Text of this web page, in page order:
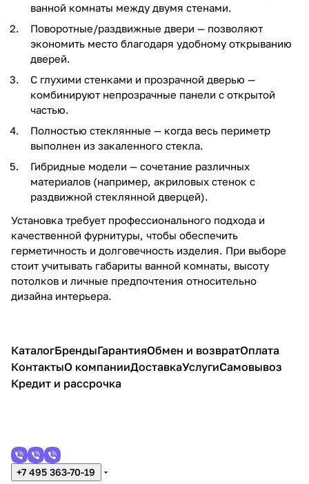
ванной комнаты между двумя стенами.
Поворотные/раздвижные двери — позволяют
экономить место благодаря удобному открыванию
дверей.
С глухими стенками и прозрачной дверью —
комбинируют непрозрачные панели с открытой
частью.
Полностью стеклянные — когда весь периметр
выполнен из закаленного стекла.
Гибридные модели — сочетание различных
материалов (например, акриловых стенок с
раздвижной стеклянной дверцей).
Установка требует профессионального подхода и
качественной фурнитуры, чтобы обеспечить
герметичность и долговечность изделия. При выборе
стоит учитывать габариты ванной комнаты, высоту
потолков и личные предпочтения относительно
дизайна интерьера.
КаталогБрендыГарантияОбмен и возвратОплата
КонтактыО компанииДоставкаУслугиСамовывоз
Кредит и рассрочка
+7 495 363-70-19